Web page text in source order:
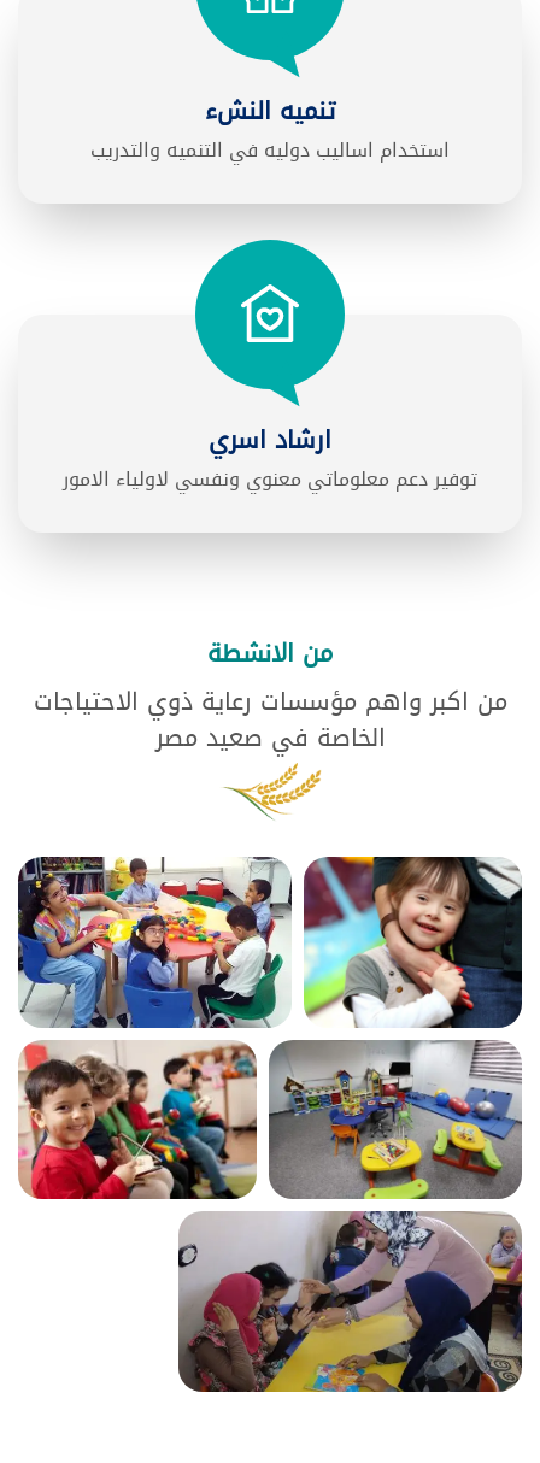
تنميه النشء
استخدام اساليب دوليه في التنميه والتدريب
ارشاد اسري
توفير دعم معلوماتي معنوي ونفسي لاولياء الامور
من الانشطة
من اكبر واهم مؤسسات رعاية ذوي الاحتياجات
الخاصة في صعيد مصر